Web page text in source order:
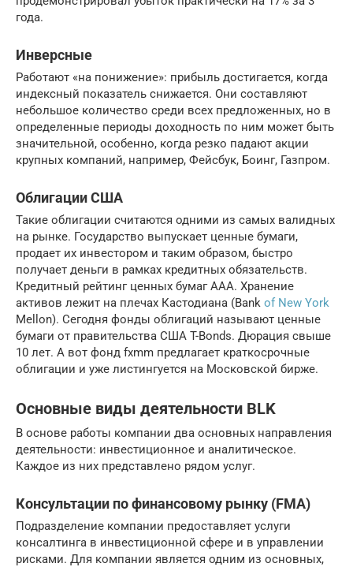
года.
Инверсные
Работают «на понижение»: прибыль достигается, когда
индексный показатель снижается. Они составляют
небольшое количество среди всех предложенных, но в
определенные периоды доходность по ним может быть
значительной, особенно, когда резко падают акции
крупных компаний, например, Фейсбук, Боинг, Газпром.
Облигации США
Такие облигации считаются одними из самых валидных
на рынке. Государство выпускает ценные бумаги,
продает их инвестором и таким образом, быстро
получает деньги в рамках кредитных обязательств.
Кредитный рейтинг ценных бумаг ААА. Хранение
активов лежит на плечах Кастодиана (Bank of New York
Mellon). Сегодня фонды облигаций называют ценные
бумаги от правительства США T-Bonds. Дюрация свыше
10 лет. А вот фонд fxmm предлагает краткосрочные
облигации и уже листингуется на Московской бирже.
Основные виды деятельности BLK
В основе работы компании два основных направления
деятельности: инвестиционное и аналитическое.
Каждое из них представлено рядом услуг.
Консультации по финансовому рынку (FMA)
Подразделение компании предоставляет услуги
консалтинга в инвестиционной сфере и в управлении
рисками. Для компании является одним из основных,